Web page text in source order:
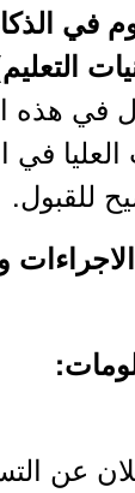
في
التعليم
في
العليا
للقبول.
عن